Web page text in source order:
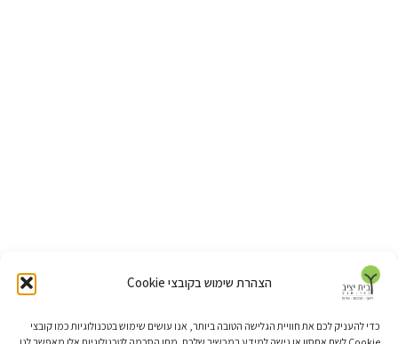
הצהרת שימוש בקובצי Cookie
כדי להעניק לכם את חוויית הגלישה הטובה ביותר, אנו עושים שימוש בטכנולוגיות כמו קובצי